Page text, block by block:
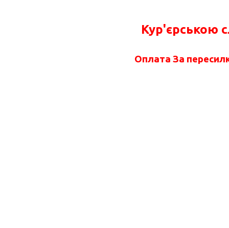
Кур'єрською
Оплата За